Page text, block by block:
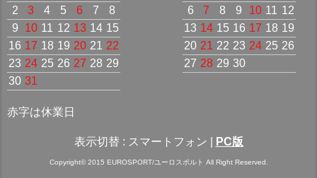
2
3 4 5 6 7
8
9
10 11 12 13 14 15
16 17 18 19 20 21 22
23 24 25 26 27 28 29
30 31
6
7 8 9 10 11 12
13 14 15 16 17 18 19
20 21 22 23 24 25 26
27 28 29 30
赤字は休業日
表示切替 : スマートフォン PC版
Copyright© 2015 EUROSPORT/ユーロスポルト All Right Reserved.